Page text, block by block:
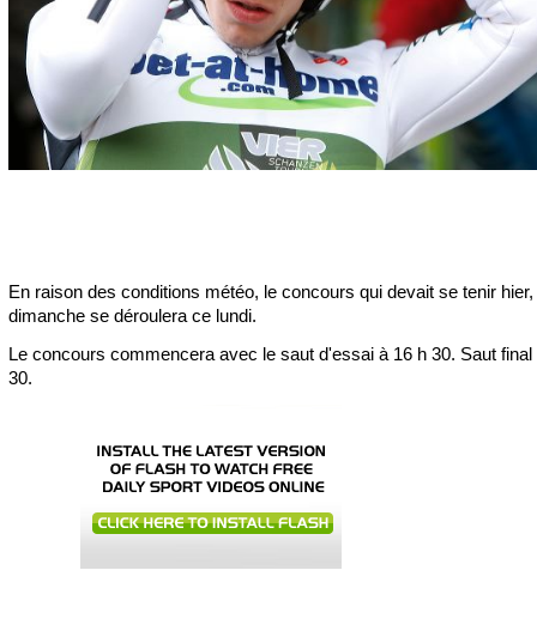
En raison des conditions météo, le concours qui devait se tenir hier,
dimanche se déroulera ce lundi.
Le concours commencera avec le saut d'essai à 16 h 30. Saut final
30.